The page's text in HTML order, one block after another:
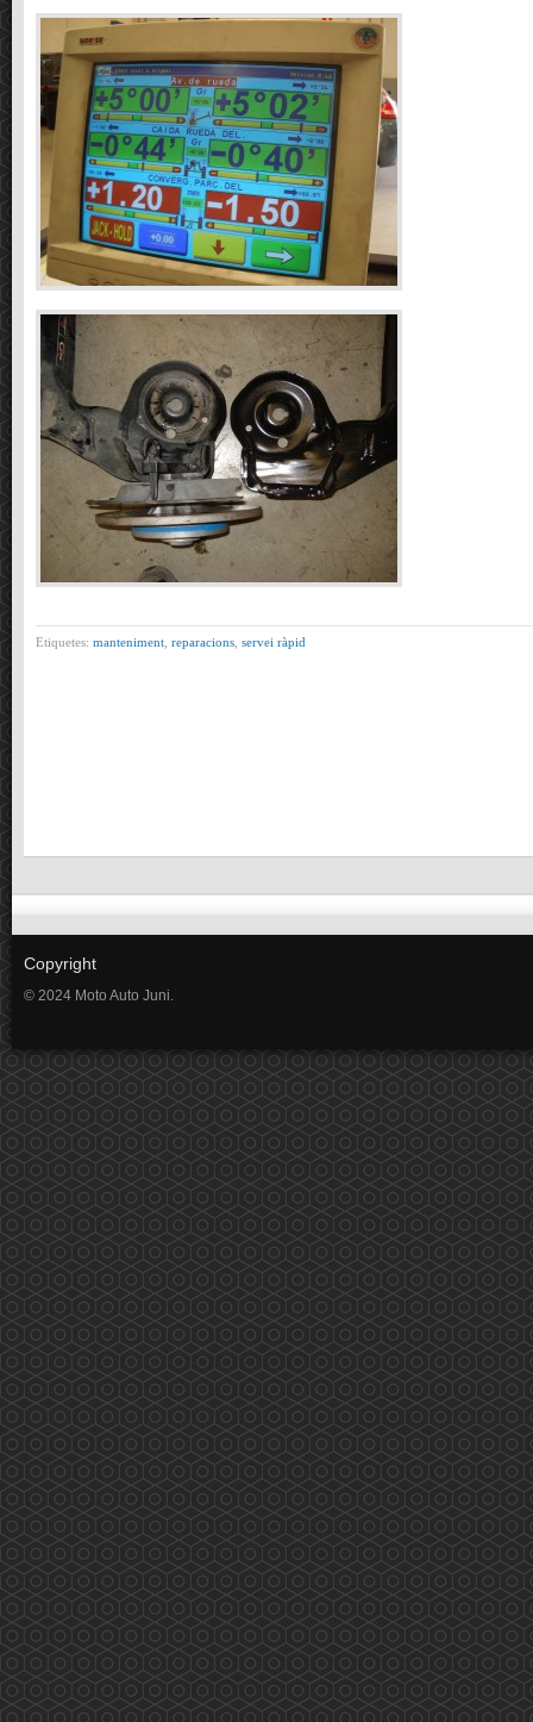
Etiquetes: manteniment reparacions servei ràpid
Copyright
© 2024 Moto Auto Juni.